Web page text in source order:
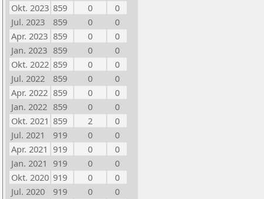
Okt. 2023 859 0
0
Jul. 2023
859 0
0
Apr. 2023 859 0
0
Jan. 2023 859 0
0
Okt. 2022 859 0
0
Jul. 2022
859 0
0
Apr. 2022 859 0
0
Jan. 2022 859 0
0
Okt. 2021 859 2
0
Jul. 2021
919 0
0
Apr. 2021 919 0
0
Jan. 2021 919 0
0
Okt. 2020 919 0
0
Jul. 2020
919 0
0